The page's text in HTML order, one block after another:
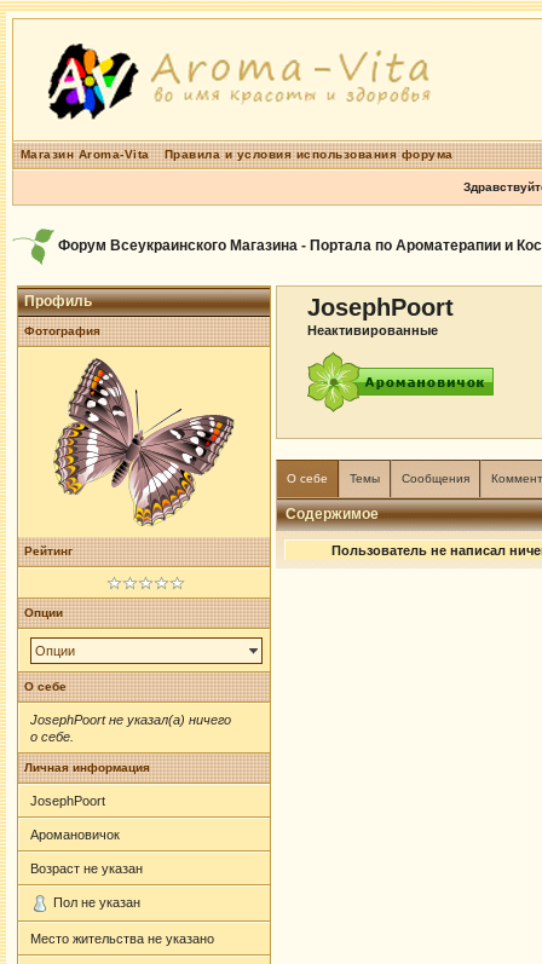
Магазин Aroma-Vita Правила и условия использования форума
Форум Всеукраинского Магазина - Портала по Ароматерапии и
Профиль
Фотография
Рейтинг
Опции
Опции
О себе
JosephPoort не указал(а) ничего
о себе.
Личная информация
JosephPoort
Аромановичок
Возраст не указан
Пол не указан
Место жительства не указано
JosephPoort
Неактивированные
О себе Темы Сообщения
Содержимое
Пользователь не написал